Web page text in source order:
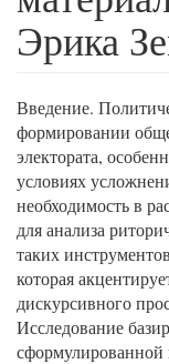
Эрика
Введение.
формировании
электората,
условиях
необходимость в
для анализа
таких
которая
дискурсивного
Исследование
сформулированной